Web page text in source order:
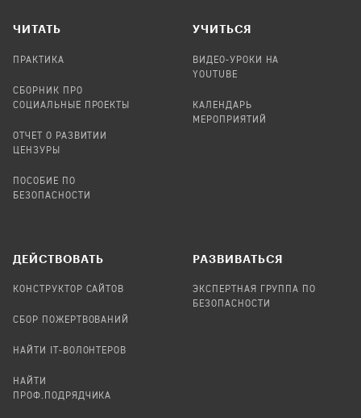
ЧИТАТЬ
ПРАКТИКА
СБОРНИК ПРО
СОЦИАЛЬНЫЕ ПРОЕКТЫ
ОТЧЕТ О РАЗВИТИИ
ЦЕНЗУРЫ
ПОСОБИЕ ПО
БЕЗОПАСНОСТИ
УЧИТЬСЯ
ВИДЕО-УРОКИ НА
YOUTUBE
КАЛЕНДАРЬ
МЕРОПРИЯТИЙ
ДЕЙСТВОВАТЬ
КОНСТРУКТОР САЙТОВ
СБОР ПОЖЕРТВОВАНИЙ
НАЙТИ IT-ВОЛОНТЕРОВ
НАЙТИ
ПРОФ.ПОДРЯДЧИКА
РАЗВИВАТЬСЯ
ЭКСПЕРТНАЯ ГРУППА ПО
БЕЗОПАСНОСТИ